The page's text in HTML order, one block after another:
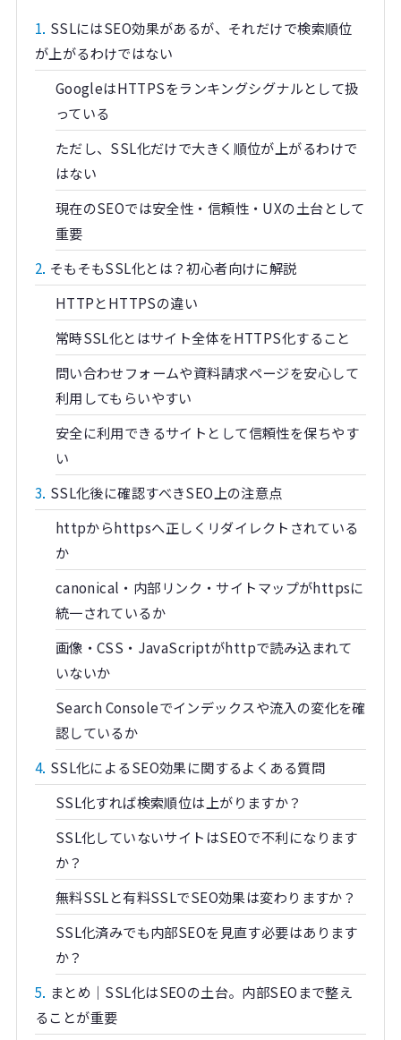
1 SSLにはSEO効果があるが、それだけで検索順位
が上がるわけではない
GoogleはHTTPSをランキングシグナルとして扱
っている
ただし、SSL化だけで大きく順位が上がるわけで
はない
現在のSEOでは安全性・信頼性・UXの土台として
重要
2 そもそもSSL化とは？初心者向けに解説
HTTPとHTTPSの違い
常時SSL化とはサイト全体をHTTPS化すること
問い合わせフォームや資料請求ページを安心して
利用してもらいやすい
安全に利用できるサイトとして信頼性を保ちやす
い
3 SSL化後に確認すべきSEO上の注意点
httpからhttpsへ正しくリダイレクトされている
か
canonical・内部リンク・サイトマップがhttpsに
統一されているか
画像・CSS・JavaScriptがhttpで読み込まれて
いないか
Search Consoleでインデックスや流入の変化を確
認しているか
4 SSL化によるSEO効果に関するよくある質問
SSL化すれば検索順位は上がりますか？
SSL化していないサイトはSEOで不利になります
か？
無料SSLと有料SSLでSEO効果は変わりますか？
SSL化済みでも内部SEOを見直す必要はあります
か？
5 まとめ｜SSL化はSEOの土台。内部SEOまで整え
ることが重要